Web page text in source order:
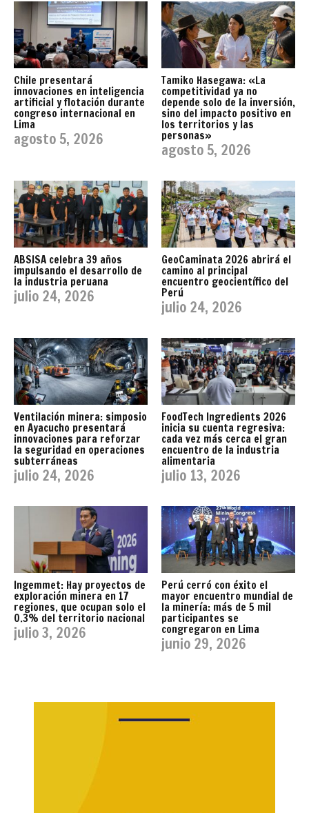
Chile presentará
innovaciones en inteligencia
artificial y flotación durante
congreso internacional en
Lima
agosto 5, 2026
Tamiko Hasegawa: «La
competitividad ya no
depende solo de la inversión,
sino del impacto positivo en
los territorios y las
personas»
agosto 5, 2026
ABSISA celebra 39 años
impulsando el desarrollo de
la industria peruana
julio 24, 2026
GeoCaminata 2026 abrirá el
camino al principal
encuentro geocientífico del
Perú
julio 24, 2026
Ventilación minera: simposio
en Ayacucho presentará
innovaciones para reforzar
la seguridad en operaciones
subterráneas
julio 24, 2026
FoodTech Ingredients 2026
inicia su cuenta regresiva:
cada vez más cerca el gran
encuentro de la industria
alimentaria
julio 13, 2026
Ingemmet: Hay proyectos de
exploración minera en 17
regiones, que ocupan solo el
0.3% del territorio nacional
julio 3, 2026
Perú cerró con éxito el
mayor encuentro mundial de
la minería: más de 5 mil
participantes se
congregaron en Lima
junio 29, 2026